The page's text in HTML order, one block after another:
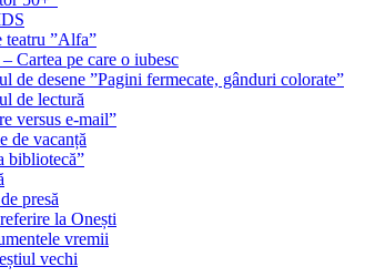
teatru ”Alfa”
Cartea pe care o iubesc
de desene ”Pagini fermecate, gânduri colorate”
de lectură
versus e-mail”
de vacanță
bibliotecă”
presă
la Onești
vremii
vechi